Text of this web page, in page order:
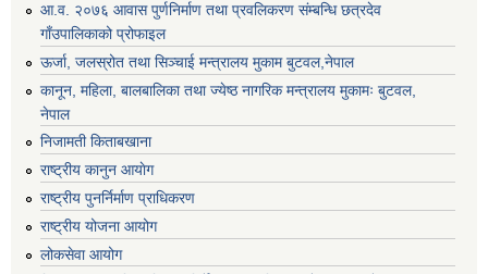
आ.व. २०७६ आवास पुर्णनिर्माण तथा प्रवलिकरण संम्बन्धि छत्रदेव
गाँउपालिकाको प्रोफाइल
ऊर्जा, जलस्रोत तथा सिञ्चाई मन्त्रालय मुकाम बुटवल,नेपाल
कानून, महिला, बालबालिका तथा ज्येष्ठ नागरिक मन्त्रालय मुकामः बुटवल,
नेपाल
निजामती किताबखाना
राष्ट्रीय कानुन आयाेग
राष्ट्रीय पुनर्निर्माण प्राधिकरण
राष्ट्रीय योजना आयोग
लोकसेवा आयोग